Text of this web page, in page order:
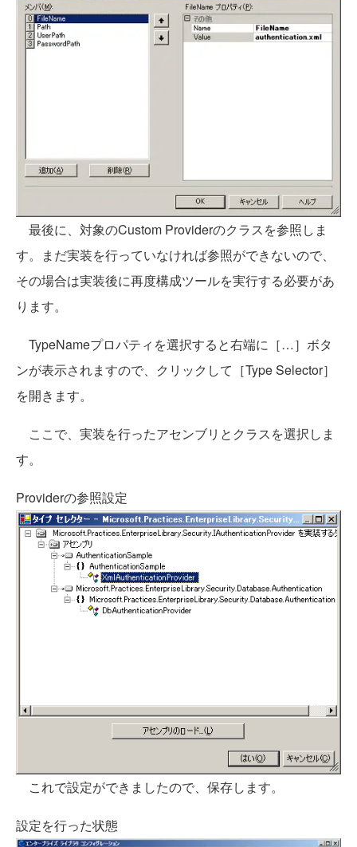
最後に、対象のCustom Providerのクラスを参照しま
す。まだ実装を行っていなければ参照ができないので、
その場合は実装後に再度構成ツールを実行する必要があ
ります。
TypeNameプロパティを選択すると右端に［…］ボタ
ンが表示されますので、クリックして［Type Selector］
を開きます。
ここで、実装を行ったアセンブリとクラスを選択しま
す。
Providerの参照設定
これで設定ができましたので、保存します。
設定を行った状態